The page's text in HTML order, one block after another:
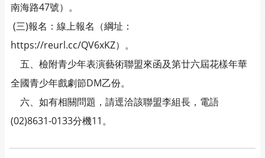
南海路47號）。
(三)報名：線上報名（綱址：
https://reurl.cc/QV6xKZ）。
五、檢附青少年表演藝術聯盟來函及第廿六屆花樣年華
全國青少年戲劇節DM乙份。
六、如有相關問題，請逕洽該聯盟李組長，電語
(02)8631-0133分機11。